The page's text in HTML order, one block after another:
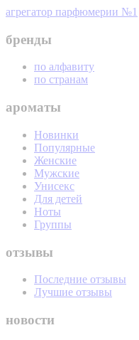
агрегатор парфюмерии №1
бренды
по алфавиту
по странам
ароматы
Новинки
Популярные
Женские
Мужские
Унисекс
Для детей
Ноты
Группы
отзывы
Последние отзывы
Лучшие отзывы
новости